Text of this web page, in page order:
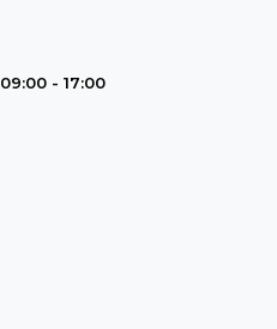
09:00 - 17:00